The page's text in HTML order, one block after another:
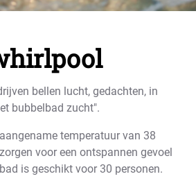
bellen lucht, gedachten, in
bubbelbad zucht".
temperatuur van 38
voor een ontspannen gevoel
is geschikt voor 30 personen.